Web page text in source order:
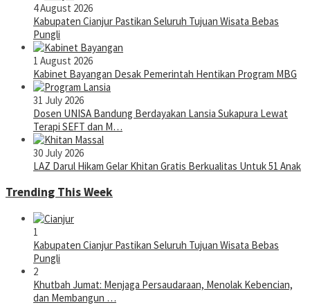
4 August 2026
Kabupaten Cianjur Pastikan Seluruh Tujuan Wisata Bebas
Pungli
1 August 2026
Kabinet Bayangan Desak Pemerintah Hentikan Program MBG
31 July 2026
Dosen UNISA Bandung Berdayakan Lansia Sukapura Lewat
Terapi SEFT dan M…
30 July 2026
LAZ Darul Hikam Gelar Khitan Gratis Berkualitas Untuk 51 Anak
Trending This Week
1
Kabupaten Cianjur Pastikan Seluruh Tujuan Wisata Bebas
Pungli
2
Khutbah Jumat: Menjaga Persaudaraan, Menolak Kebencian,
dan Membangun …